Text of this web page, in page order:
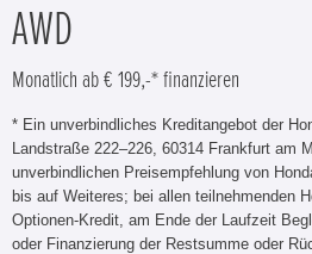
AWD
Monatlich ab € 199,-* finanzieren
* Ein unverbindliches Kreditangebot der
Landstraße 222–226, 60314 Frankfurt am
unverbindlichen Preisempfehlung von
bis auf Weiteres; bei allen teilnehmenden
Optionen-Kredit, am Ende der Laufzeit
oder Finanzierung der Restsumme oder